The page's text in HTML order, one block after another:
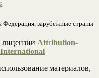
Федерация, зарубежные страны
Attribution-
материалов,